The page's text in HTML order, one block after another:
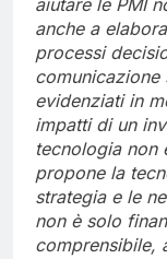
anche a
processi
comunicazione
evidenziati in
impatti di un
tecnologia non
propone la
strategia e le
non è solo
comprensibile,